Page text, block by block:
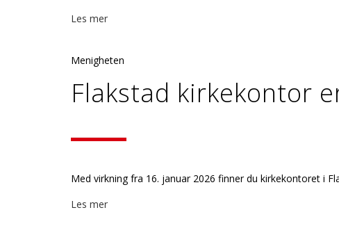
Les mer
Menigheten
Flakstad kirkekontor
Med virkning fra 16. januar 2026 finner du kirkekontoret i
Les mer